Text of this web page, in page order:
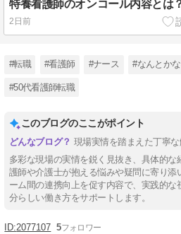
2日前
#転職 #看護師 #ナース #なんとか
#50代看護師転職
このブログのここがポイント
現場実情を踏まえた丁寧
多彩な現場の実情を鋭く見抜き、具体的
護師や介護士が抱える悩みや疑問に寄り
ーム間の連携向上を促す内容で、実践的な
分らしい働き方をサポートします。
2077107 5